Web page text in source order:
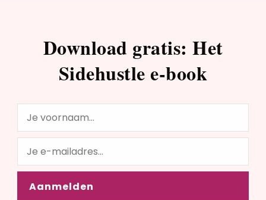
Download gratis: Het
Sidehustle e-book